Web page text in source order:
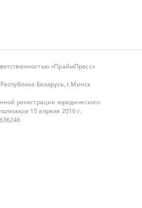
«ПраймПресс»
Беларусь, г.Минск
регистрации юридического
15 апреля 2016 г.